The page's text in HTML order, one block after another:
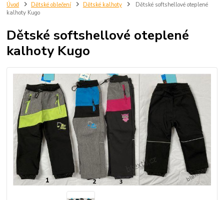
Úvod Dětské oblečení Dětské kalhoty
Dětské softshellové oteplené
kalhoty Kugo
Dětské softshellové oteplené
kalhoty Kugo